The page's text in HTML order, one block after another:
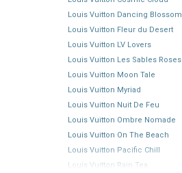
Louis Vuitton Dancing Blossom
Louis Vuitton Fleur du Desert
Louis Vuitton LV Lovers
Louis Vuitton Les Sables Roses
Louis Vuitton Moon Tale
Louis Vuitton Myriad
Louis Vuitton Nuit De Feu
Louis Vuitton Ombre Nomade
Louis Vuitton On The Beach
Louis Vuitton Pacific Chill
Louis Vuitton Rain Tea